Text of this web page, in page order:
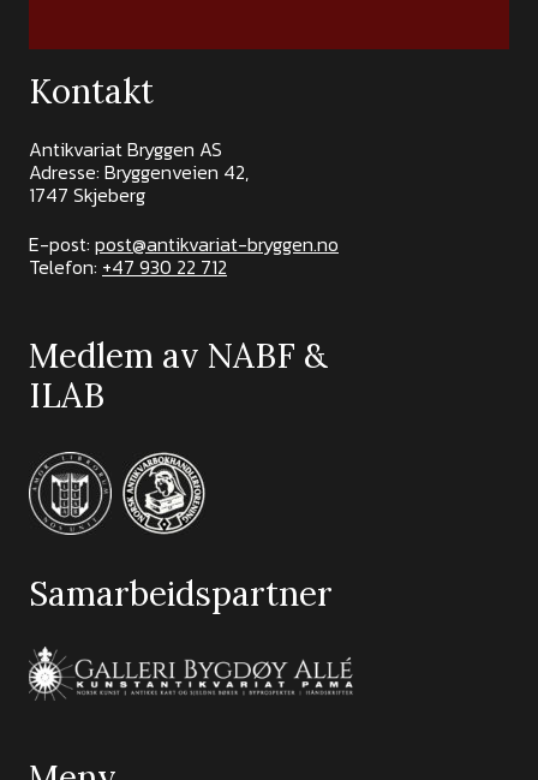
Kontakt
Antikvariat Bryggen AS
Adresse: Bryggenveien 42,
1747 Skjeberg
E-post: post@antikvariat-bryggen.no
Telefon: +47 930 22 712
Medlem av NABF &
ILAB
Samarbeidspartner